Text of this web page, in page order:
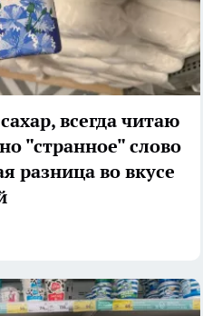
всегда читаю
"странное" слово
разница во вкусе